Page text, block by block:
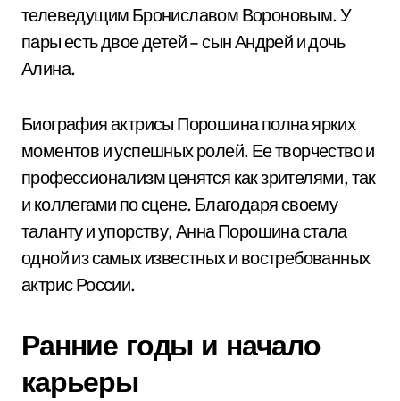
телеведущим Брониславом Вороновым. У
пары есть двое детей – сын Андрей и дочь
Алина.
Биография актрисы Порошина полна ярких
моментов и успешных ролей. Ее творчество и
профессионализм ценятся как зрителями, так
и коллегами по сцене. Благодаря своему
таланту и упорству, Анна Порошина стала
одной из самых известных и востребованных
актрис России.
Ранние годы и начало
карьеры